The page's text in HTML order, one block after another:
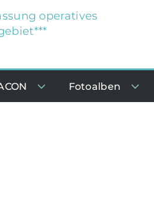
operatives
Fotoalben